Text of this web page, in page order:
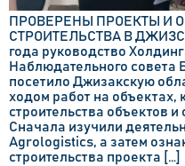
ПРОВЕРЕНЫ ПРОЕКТЫ И
СТРОИТЕЛЬСТВА В
года руководство
Наблюдательного
посетило Джизакскую
ходом работ на объектах,
строительства объектов
Сначала изучили
Agrologistics, а затем
строительства проекта […]